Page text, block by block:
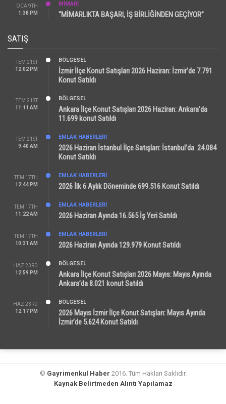
OCA 9TH
1:38 PM
MİMARİ
“MİMARLIKTA BAŞARI, İŞ BİRLİĞİNDEN GEÇİYOR”
SATIŞ
TEM 21ST
12:02 PM
BÖLGESEL
İzmir İlçe Konut Satışları 2026 Haziran: İzmir’de 7.791
Konut Satıldı
TEM 21ST
11:11 AM
BÖLGESEL
Ankara İlçe Konut Satışları 2026 Haziran: Ankara’da
11.699 konut Satıldı
TEM 21ST
9:40 AM
EMLAK HABERLERI
2026 Haziran İstanbul İlçe Satışları: İstanbul’da 24.084
Konut Satıldı
TEM 17TH
12:44 PM
EMLAK HABERLERI
2026 İlk 6 Aylık Döneminde 699.516 Konut Satıldı
TEM 17TH
11:22 AM
EMLAK HABERLERI
2026 Haziran Ayında 16.565 İş Yeri Satıldı
TEM 17TH
10:31 AM
EMLAK HABERLERI
2026 Haziran Ayında 129.979 Konut Satıldı
HAZ 23RD
12:59 PM
BÖLGESEL
Ankara İlçe Konut Satışları 2026 Mayıs: Mayıs Ayında
Ankara’da 8.021 konut Satıldı
HAZ 23RD
12:17 PM
BÖLGESEL
2026 Mayıs İzmir İlçe Konut Satışları: Mayıs Ayında
İzmir’de 5.624 Konut Satıldı
© Gayrimenkul Haber 2016. Tüm Hakları Saklıdır.
Kaynak Belirtmeden Alıntı Yapılamaz